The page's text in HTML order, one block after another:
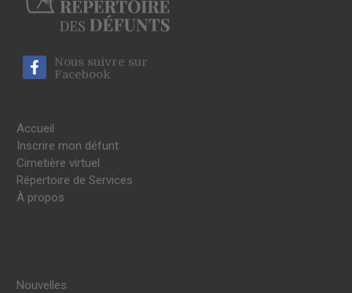
Nous suivre sur
Facebook
Accueil
Inscrire mon défunt
Cimetière virtuel
Répertoire de Services
À propos
Nouvelles